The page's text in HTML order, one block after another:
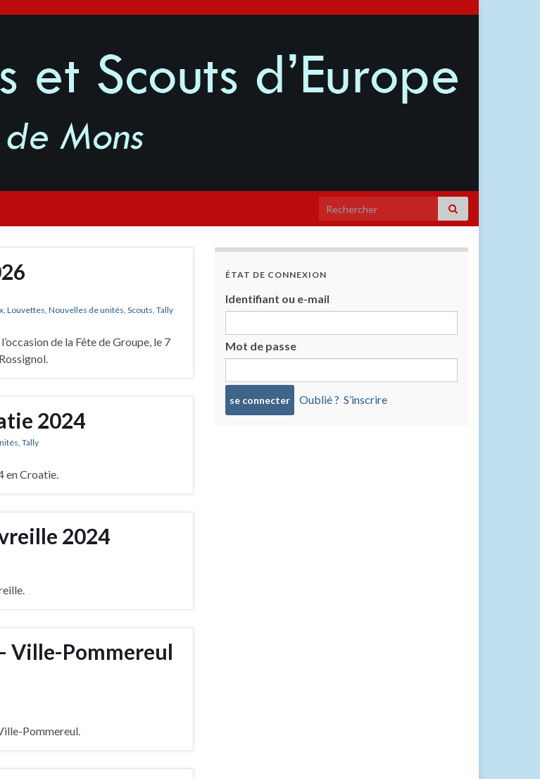
, Louvettes, Nouvelles de unités, Scouts, Tally
de la Fête de Groupe, le 7
2024
, Tally
en Croatie.
2024
Ville-Pommereul
Pommereul.
ÉTAT DE CONNEXION
Identifiant ou e-mail
Mot de passe
Oublié ? S’inscrire